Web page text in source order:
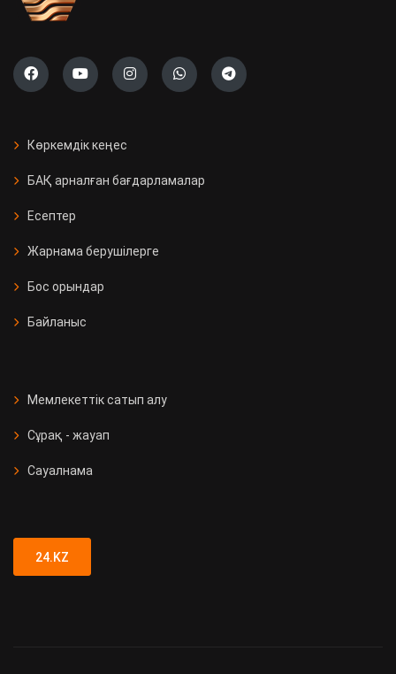
Көркемдік кеңес
БАҚ арналған бағдарламалар
Есептер
Жарнама берушілерге
Бос орындар
Байланыс
Мемлекеттік сатып алу
Сұрақ - жауап
Сауалнама
24.KZ